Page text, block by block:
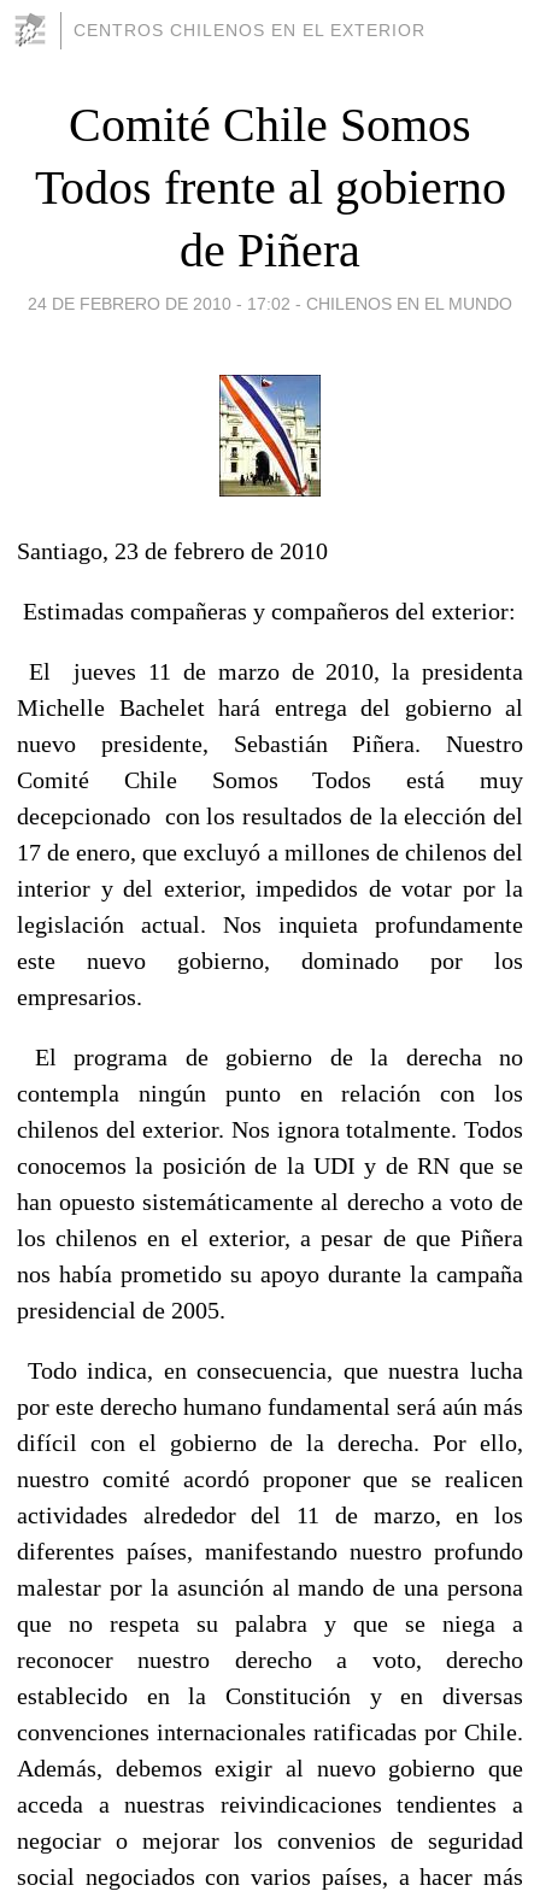
CENTROS CHILENOS EN EL EXTERIOR
Comité Chile Somos
Todos frente al gobierno
de Piñera
24 DE FEBRERO DE 2010 - 17:02 - CHILENOS EN EL MUNDO
Santiago, 23 de febrero de 2010
Estimadas compañeras y compañeros del exterior:
El jueves 11 de marzo de 2010, la presidenta
Michelle Bachelet hará entrega del gobierno al
nuevo presidente, Sebastián Piñera. Nuestro
Comité Chile Somos Todos está muy
decepcionado con los resultados de la elección del
17 de enero, que excluyó a millones de chilenos del
interior y del exterior, impedidos de votar por la
legislación actual. Nos inquieta profundamente
este nuevo gobierno, dominado por los
empresarios.
El programa de gobierno de la derecha no
contempla ningún punto en relación con los
chilenos del exterior. Nos ignora totalmente. Todos
conocemos la posición de la UDI y de RN que se
han opuesto sistemáticamente al derecho a voto de
los chilenos en el exterior, a pesar de que Piñera
nos había prometido su apoyo durante la campaña
presidencial de 2005.
Todo indica, en consecuencia, que nuestra lucha
por este derecho humano fundamental será aún más
difícil con el gobierno de la derecha. Por ello,
nuestro comité acordó proponer que se realicen
actividades alrededor del 11 de marzo, en los
diferentes países, manifestando nuestro profundo
malestar por la asunción al mando de una persona
que no respeta su palabra y que se niega a
reconocer nuestro derecho a voto, derecho
establecido en la Constitución y en diversas
convenciones internacionales ratificadas por Chile.
Además, debemos exigir al nuevo gobierno que
acceda a nuestras reivindicaciones tendientes a
negociar o mejorar los convenios de seguridad
social negociados con varios países, a hacer más